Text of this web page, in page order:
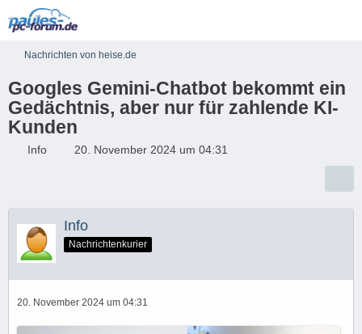
Nachrichten von heise.de
Googles Gemini-Chatbot bekommt ein
Gedächtnis, aber nur für zahlende KI-
Kunden
Info 20. November 2024 um 04:31
Info
Nachrichtenkurier
20. November 2024 um 04:31